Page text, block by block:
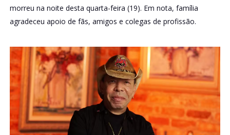
morreu na noite desta quarta-feira (19). Em nota, família
agradeceu apoio de fãs, amigos e colegas de profissão.